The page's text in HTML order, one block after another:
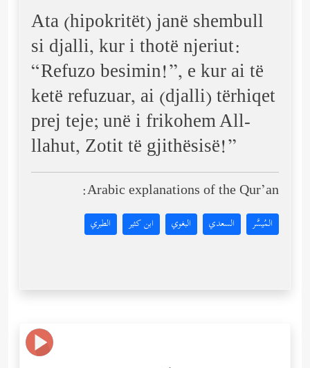
Ata (hipokritët) janë shembull
si djalli, kur i thotë njeriut:
“Refuzo besimin!”, e kur ai të
ketë refuzuar, ai (djalli) tërhiqet
prej teje; unë i frikohem All-
llahut, Zotit të gjithësisë!”
Arabic explanations of the Qur’an:
المُيسَّر السعدي البغوي ابن كثير الطبري